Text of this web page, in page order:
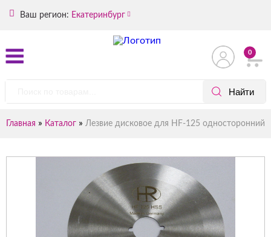
Ваш регион: Екатеринбург
0
Главная » Каталог » Лезвие дисковое для HF-125 односторонний